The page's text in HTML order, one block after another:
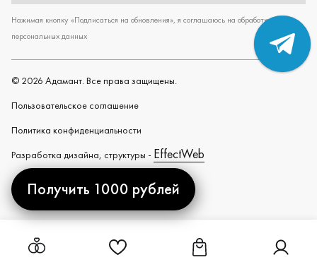
Нажимая кнопку «Подписаться на обновления», я соглашаюсь на обработку
персональных данных
© 2026 Адамант. Все права защищены.
Пользовательское cоглашение
Политика конфиденциальности
Разработка дизайна, структуры - EffectWeb
Created by
Ссылка на страницу "Избранное"
Ссылка на страницуСсылка
Получить 1000 рублей